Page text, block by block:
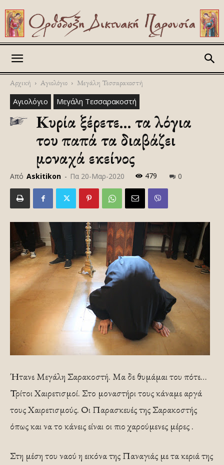
Αρχική Αγιολόγιο Μεγάλη Τεσσαρακοστή
Αγιολόγιο Μεγάλη Τεσσαρακοστή
Κυρία ξέρετε… τα λόγια
του παπά τα διαβάζει
μοναχά εκείνος
Από Askitikon - Πα 20-Μαρ-2020 479 0
Ήτανε Μεγάλη Σαρακοστή. Μα δε θυμάμαι του πότε…
Τρίτοι Χαιρετισμοί. Στο μοναστήρι τους κάναμε αργά
τους Χαιρετισμούς. Οι Παρασκευές της Σαρακοστής
όπως και να το κάνεις είναι οι πιο χαρούμενες μέρες .
Στη μέση του ναού η εικόνα της Παναγιάς με τα κεριά της